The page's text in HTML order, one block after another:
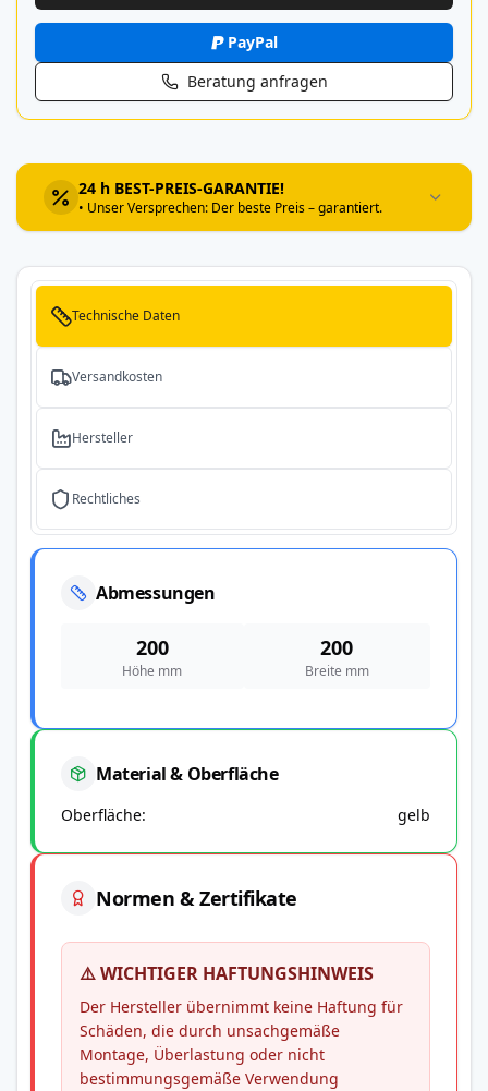
PayPal
Beratung anfragen
24 h BEST-PREIS-GARANTIE!
• Unser Versprechen: Der beste Preis – garantiert.
Technische Daten
Versandkosten
Hersteller
Rechtliches
Abmessungen
200
Höhe mm
200
Breite mm
Material & Oberfläche
Oberfläche gelb
Normen & Zertifikate
⚠️ WICHTIGER HAFTUNGSHINWEIS
Der Hersteller übernimmt keine Haftung für
Schäden, die durch unsachgemäße
Montage, Überlastung oder nicht
bestimmungsgemäße Verwendung